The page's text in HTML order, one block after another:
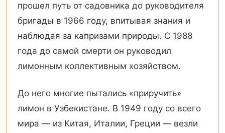
прошел путь от садовника до руководителя
бригады в 1966 году, впитывая знания и
наблюдая за капризами природы. С 1988
года до самой смерти он руководил
лимонным коллективным хозяйством.
До него многие пытались «приручить»
лимон в Узбекистане. В 1949 году со всего
мира — из Китая, Италии, Греции — везли